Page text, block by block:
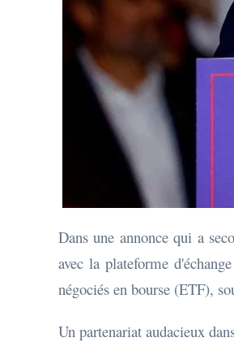
Dans une annonce qui a
avec la plateforme
négociés en bourse (ETF),
Un partenariat audacieux